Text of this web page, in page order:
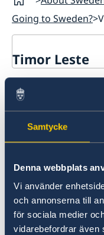
Samtycke
Denna webbplats
Vi använder
och annonserna till
för sociala medier
vidarebefordrar även
Going to Sweden?
Timor Leste
Going to
Visiting Sweden
Studying in Sweden
Working in Sweden
Business and
Visiting
If you want to
days, you need a
permit.
More
visiting Sweden.